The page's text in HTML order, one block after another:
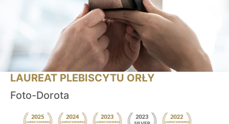
LAUREAT PLEBISCYTU ORŁY
Foto-Dorota